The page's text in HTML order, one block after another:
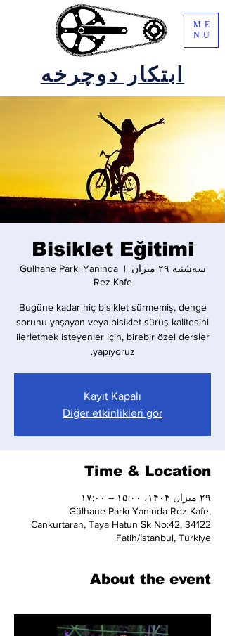
ابتکار دوچرخه
ME
NU
Bisiklet Eğitimi
سه‌شنبه ۲۹ میزان
  |
Gülhane Parkı Yanında
Rez Kafe
Bugüne kadar hiç bisiklet sürmemiş, denge
sorunu yaşayan veya bisiklet sürüş kalitesini
ilerletmek isteyenler için, birebir özel dersler
yapıyoruz.
Kayıt Kapalı
Diğer etkinlikleri gör
Time & Location
۲۹ میزان ۱۴۰۴، ۱۵:۰۰ – ۱۷:۰۰
Gülhane Parkı Yanında Rez Kafe,
Cankurtaran, Taya Hatun Sk No:42, 34122
Fatih/İstanbul, Türkiye
About the event